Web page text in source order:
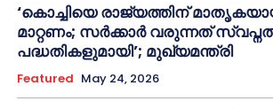
‘കൊച്ചിയെ രാജ്യത്തിന്
മാറ്റണം; സർക്കാർ വരുന്നത്
പദ്ധതികളുമായി’; മുഖ്യമന്ത്രി
Featured May 24, 2026